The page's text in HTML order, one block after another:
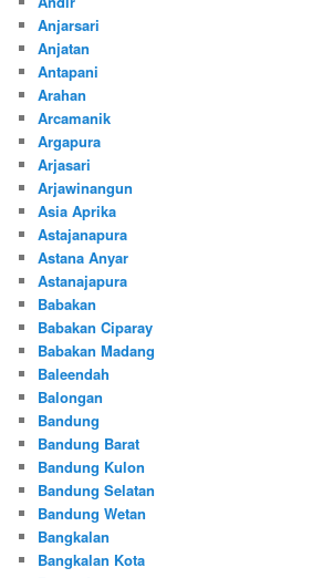
Anjarsari
Anjatan
Antapani
Arahan
Arcamanik
Argapura
Arjasari
Arjawinangun
Asia Aprika
Astajanapura
Astana Anyar
Astanajapura
Babakan
Babakan Ciparay
Babakan Madang
Baleendah
Balongan
Bandung
Bandung Barat
Bandung Kulon
Bandung Selatan
Bandung Wetan
Bangkalan
Bangkalan Kota